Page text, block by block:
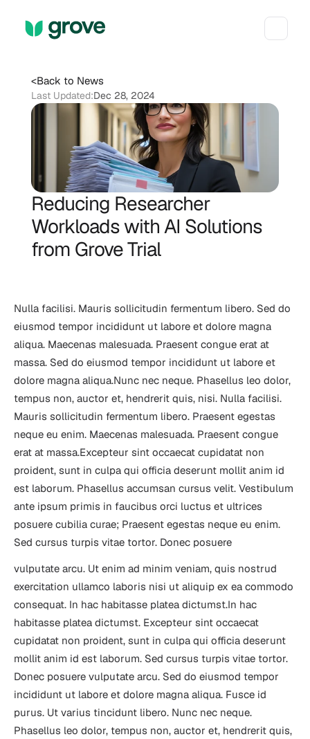
<Back to News
Reducing Researcher
Workloads with AI Solutions
from Grove Trial
Last Updated:Dec 28, 2024
Nulla facilisi. Mauris sollicitudin fermentum libero. Sed do
eiusmod tempor incididunt ut labore et dolore magna
aliqua. Maecenas malesuada. Praesent congue erat at
massa. Sed do eiusmod tempor incididunt ut labore et
dolore magna aliqua.Nunc nec neque. Phasellus leo dolor,
tempus non, auctor et, hendrerit quis, nisi. Nulla facilisi.
Mauris sollicitudin fermentum libero. Praesent egestas
neque eu enim. Maecenas malesuada. Praesent congue
erat at massa.Excepteur sint occaecat cupidatat non
proident, sunt in culpa qui officia deserunt mollit anim id
est laborum. Phasellus accumsan cursus velit. Vestibulum
ante ipsum primis in faucibus orci luctus et ultrices
posuere cubilia curae; Praesent egestas neque eu enim.
Sed cursus turpis vitae tortor. Donec posuere
vulputate arcu. Ut enim ad minim veniam, quis nostrud
exercitation ullamco laboris nisi ut aliquip ex ea commodo
consequat. In hac habitasse platea dictumst.In hac
habitasse platea dictumst. Excepteur sint occaecat
cupidatat non proident, sunt in culpa qui officia deserunt
mollit anim id est laborum. Sed cursus turpis vitae tortor.
Donec posuere vulputate arcu. Sed do eiusmod tempor
incididunt ut labore et dolore magna aliqua. Fusce id
purus. Ut varius tincidunt libero. Nunc nec neque.
Phasellus leo dolor, tempus non, auctor et, hendrerit quis,